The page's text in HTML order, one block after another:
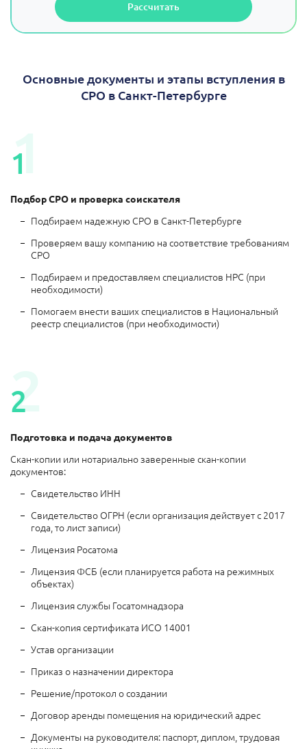
Рассчитать
Основные документы и этапы вступления в
СРО в Санкт-Петербурге
1
1
Подбор СРО и проверка соискателя
Подбираем надежную СРО в Санкт-Петербурге
Проверяем вашу компанию на соответствие требованиям
СРО
Подбираем и предоставляем специалистов НРС (при
необходимости)
Помогаем внести ваших специалистов в Национальный
реестр специалистов (при необходимости)
2
2
Подготовка и подача документов
Скан-копии или нотариально заверенные скан-копии
документов:
Свидетельство ИНН
Свидетельство ОГРН (если организация действует с 2017
года, то лист записи)
Лицензия Росатома
Лицензия ФСБ (если планируется работа на режимных
объектах)
Лицензия службы Госатомнадзора
Скан-копия сертификата ИСО 14001
Устав организации
Приказ о назначении директора
Решение/протокол о создании
Договор аренды помещения на юридический адрес
Документы на руководителя: паспорт, диплом, трудовая